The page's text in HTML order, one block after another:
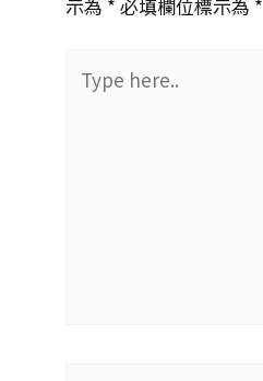
示為 * 必填欄位標示為 *
here..